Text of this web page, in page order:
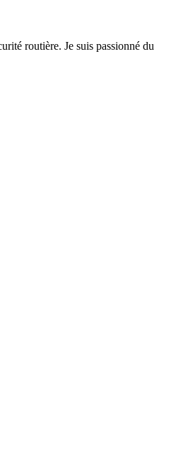
routière. Je suis passionné du